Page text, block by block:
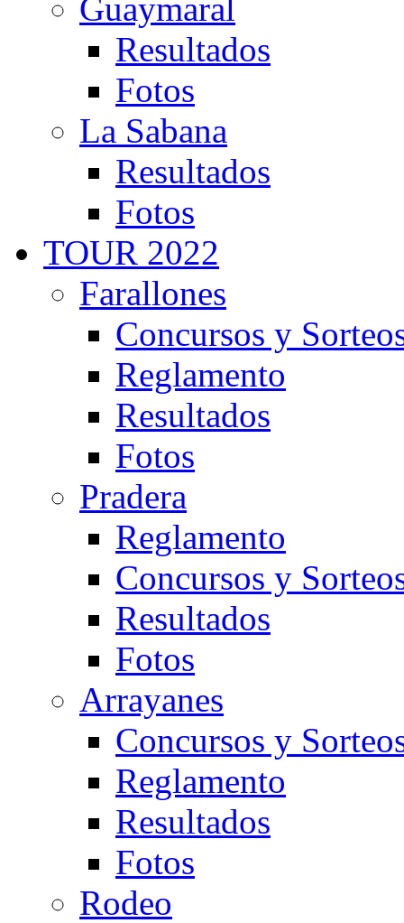
Guaymaral
Resultados
Fotos
La Sabana
Resultados
Fotos
TOUR 2022
Farallones
Concursos y
Reglamento
Resultados
Fotos
Pradera
Reglamento
Concursos y
Resultados
Fotos
Arrayanes
Concursos y
Reglamento
Resultados
Fotos
Rodeo